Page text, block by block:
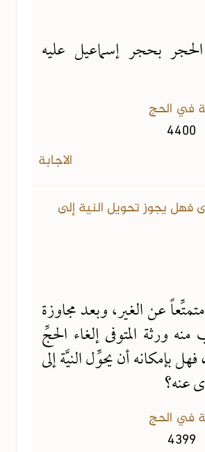
بحجر إسماعيل عليه
في الحج
4400
الاجابة
يجوز تحويل النية إلى
عن الغير، وبعد مجاوزة
ورثة المتوفى إلغاء الحجِّ
بإمكانه أن يحوِّل النيَّة إلى
عنه؟
في الحج
4399